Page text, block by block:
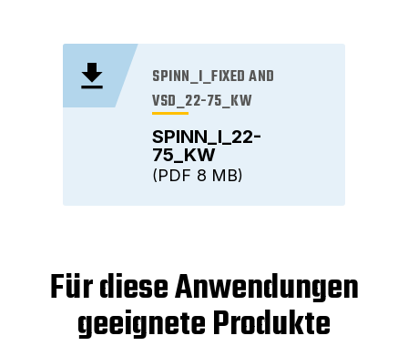
SPINN_I_22-
75_KW
SPINN_I_FIXED AND
VSD_22-75_KW
8 MB
PDF
Für diese Anwendungen
geeignete Produkte